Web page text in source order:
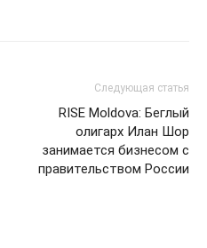
Следующая статья
RISE Moldova: Беглый
олигарх Илан Шор
занимается бизнесом с
правительством России